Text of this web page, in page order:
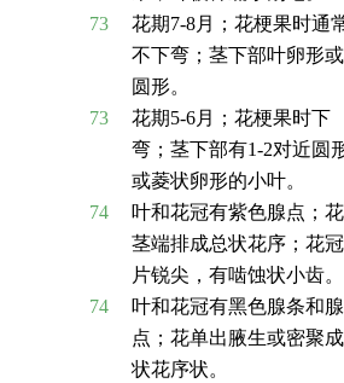
73
花期7-8月；花梗果时通
不下弯；茎下部叶卵形
圆形。
73
花期5-6月；花梗果时下
弯；茎下部有1-2对近圆
或菱状卵形的小叶。
74
叶和花冠有紫色腺点；
茎端排成总状花序；花
片锐尖，有啮蚀状小齿。
74
叶和花冠有黑色腺条和腺
点；花单出腋生或密聚
状花序状。